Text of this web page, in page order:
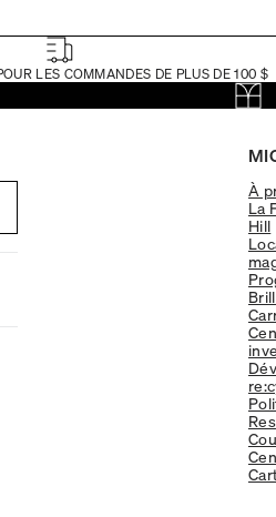
LES COMMANDES DE PLUS DE 100 $
À
La
Hill